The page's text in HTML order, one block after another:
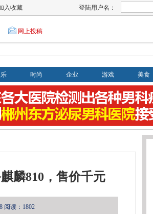
入收藏 登陆用户名：
网上投稿
时尚 企业 游戏 美食
麟810，售价千元
阅读：1802